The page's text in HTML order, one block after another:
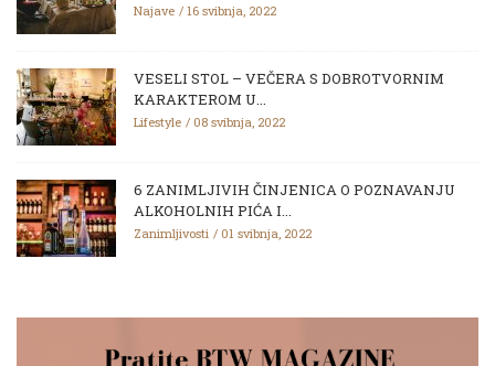
Najave 16 svibnja, 2022
VESELI STOL – VEČERA S DOBROTVORNIM
KARAKTEROM U...
Lifestyle 08 svibnja, 2022
6 ZANIMLJIVIH ČINJENICA O POZNAVANJU
ALKOHOLNIH PIĆA I...
Zanimljivosti 01 svibnja, 2022